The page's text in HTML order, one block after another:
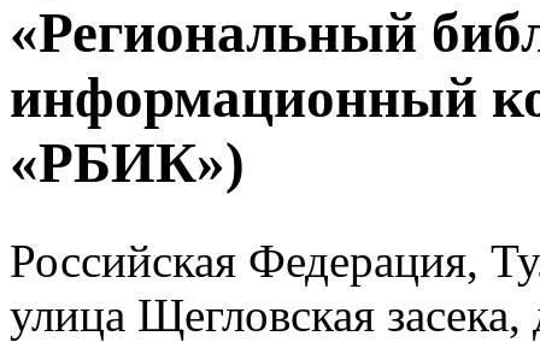
«Региональный
информационный
«РБИК»)
Российская Федерация,
улица Щегловская